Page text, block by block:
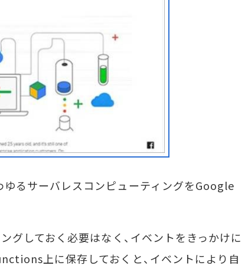
るサーバレスコンピューティングをGoogle
しておく必要はなく、イベントをきっかけに
上に保存しておくと、イベントにより自